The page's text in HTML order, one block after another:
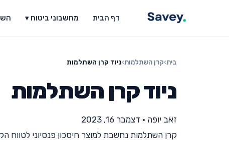
דף הבית מחשבוני ביטוח ▾
בית›קרן השתלמות›ניוד קרן השתלמות
ניוד קרן השתלמות
זאב יופה • דצמבר 16, 2023
קרן השתלמות נחשבת למוצר חיסכון פנסיוני לטווח